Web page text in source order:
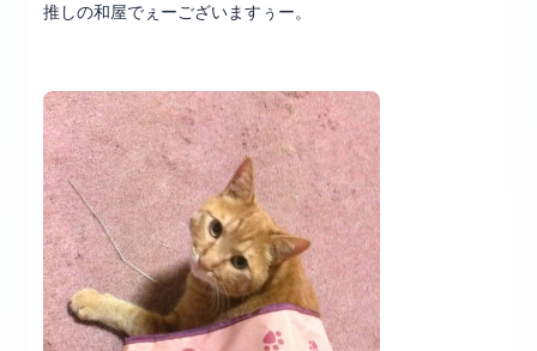
推しの和屋でぇーございますぅー。